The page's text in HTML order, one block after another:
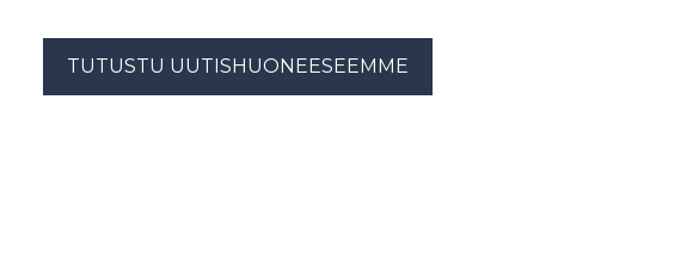
TUTUSTU UUTISHUONEESEEMME